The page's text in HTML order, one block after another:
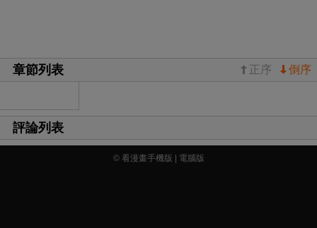
章節列表 倒序
正序
評論列表
© 看漫畫手機版 | 電腦版